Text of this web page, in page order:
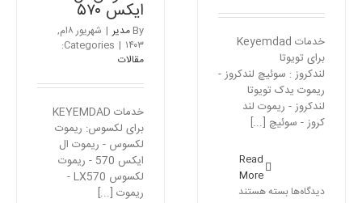
خدمات Keyemdad
برای تویوتا
لندکروز : سوئیچ لندکروز -
ریموت یدک تویوتا
لندکروز - ریموت لند
کروز - سوئیچ [...]
Read
More
دیدگاه‌ها برای
بسته هستند
ایکس ۵۷۰
By مدیر |
شهریور ۸ام,
۱۴۰۳ |
Categories:
مقالات
خدمات KEYEMDAD
برای لکسوس: ریموت
لکسوس - ریموت ال
ایکس 570 - ریموت
لکسوس LX570 -
ریموت [...]